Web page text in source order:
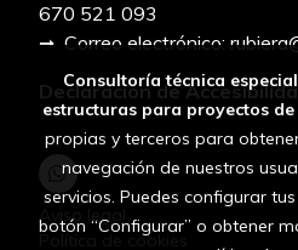
670 521 093
➞ Correo electrónico:
Declaración de
Aviso legal
Política de cookies
Consultoría técnica
estructuras para proyectos
propias y terceros para
navegación de nuestros
servicios. Puedes configurar
botón “Configurar” o obtener